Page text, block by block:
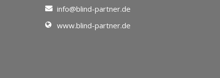
info@blind-partner.de
www.blind-partner.de